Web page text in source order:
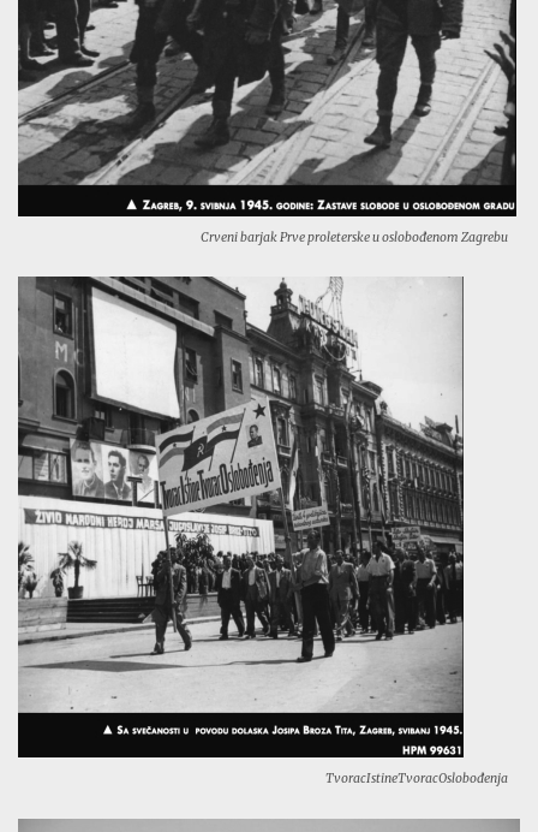
Crveni barjak Prve proleterske u oslobođenom Zagrebu
TvoracIstineTvoracOslobođenja